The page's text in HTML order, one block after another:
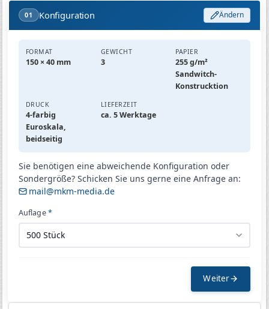
01 Konfiguration Ändern
FORMAT
150 × 40 mm
GEWICHT
3
PAPIER
255 g/m²
Sandwitch-
Konstrucktion
DRUCK
4-farbig
Euroskala,
beidseitig
LIEFERZEIT
ca. 5 Werktage
Sie benötigen eine abweichende Konfiguration oder
Sondergröße? Schicken Sie uns gerne eine Anfrage an:
mail@mkm-media.de
Auflage*
Weiter